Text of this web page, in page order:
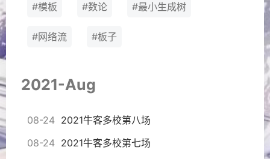
#模板 #数论 #最小生成树
#网络流 #板子
2021-Aug
08-24 2021牛客多校第八场
08-24 2021牛客多校第七场